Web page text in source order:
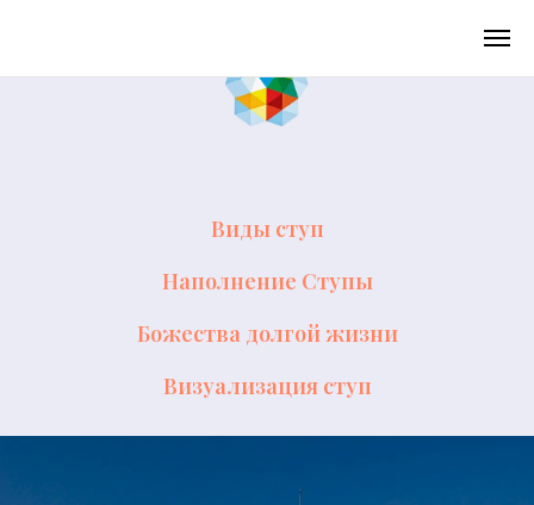
Виды ступ
Наполнение Ступы
Божества долгой жизни
Визуализация ступ